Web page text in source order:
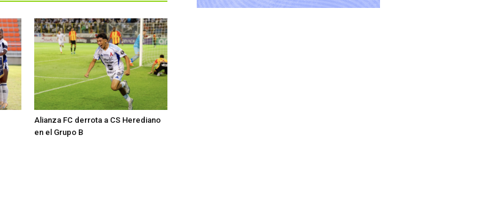
Alianza FC derrota a CS Herediano
en el Grupo B